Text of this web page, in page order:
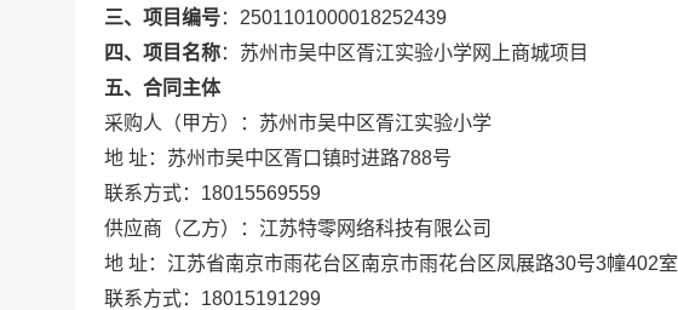
三、项目编号： 2501101000018252439
四、项目名称： 苏州市吴中区胥江实验小学网上商城项目
五、合同主体
采购人（甲方）： 苏州市吴中区胥江实验小学
地 址： 苏州市吴中区胥口镇时进路788号
联系方式： 18015569559
供应商（乙方）： 江苏特零网络科技有限公司
地 址： 江苏省南京市雨花台区南京市雨花台区凤展路30号3幢402室
联系方式： 18015191299